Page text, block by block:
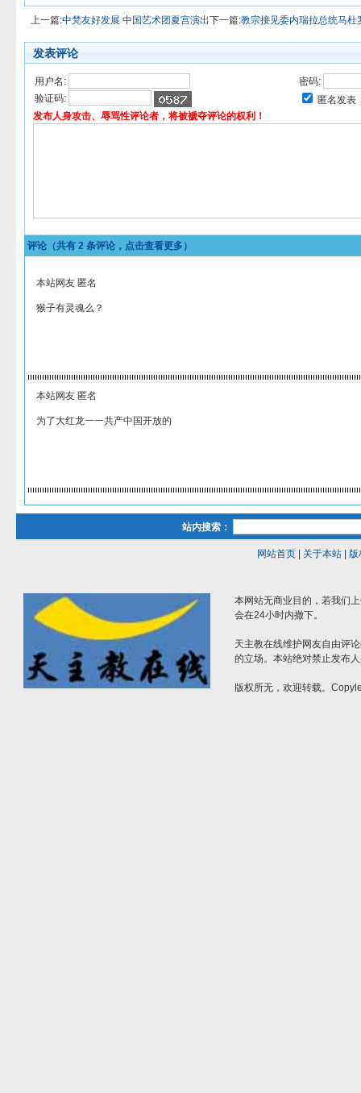
上一篇:中梵友好发展 中国艺术团夏宫演出下一篇:教宗接见委内瑞拉总统马杜
发表评论
用户名:
密码:
验证码:
匿名发表
发布人身攻击、辱骂性评论者，将被褫夺评论的权利！
评论（共有 2 条评论，点击查看更多）
本站网友 匿名
猴子有灵魂么？
本站网友 匿名
为了大红龙一一共产中国开放的
站内搜索：
网站首页| 关于本站| 版
本网站无商业目的，若我们
会在24小时内撤下。
天主教在线维护网友自由评
的立场。本站绝对禁止发布
版权所无，欢迎转载。